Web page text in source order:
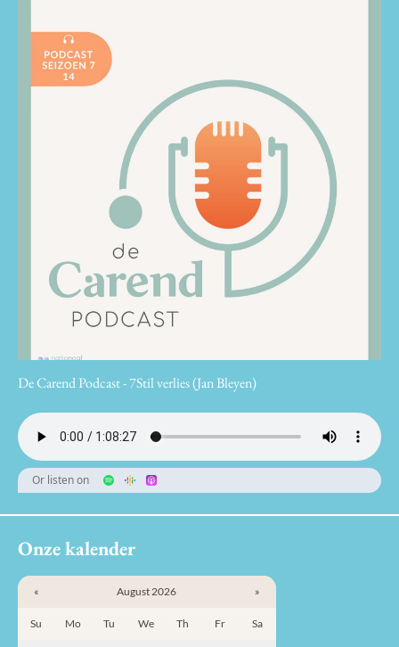
De Carend Podcast - 7Stil verlies (Jan Bleyen)
Or listen on
Onze kalender
« August 2026 »
Su Mo Tu We Th Fr Sa